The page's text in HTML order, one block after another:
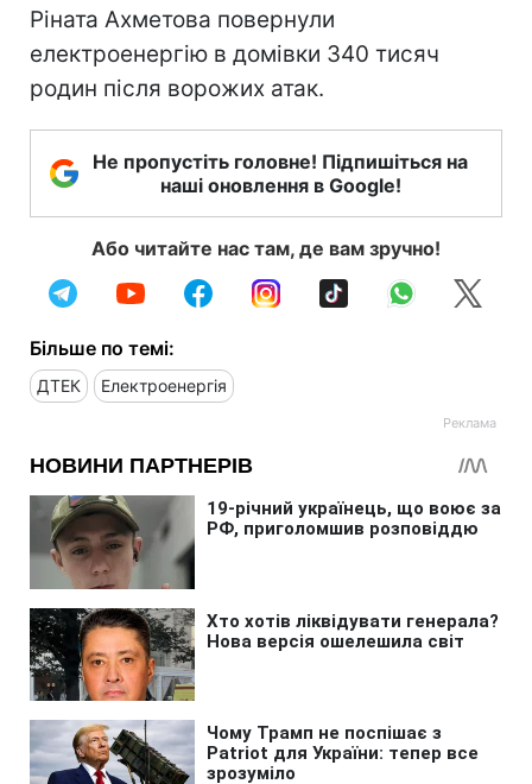
Ріната Ахметова повернули
електроенергію в домівки 340 тисяч
родин після ворожих атак.
Не пропустіть головне! Підпишіться на
наші оновлення в Google!
Або читайте нас там, де вам зручно!
Більше по темі:
ДТЕК Електроенергія